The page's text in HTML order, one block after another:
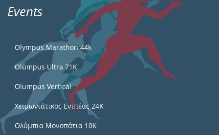
Events
Olympus Marathon 44k
Olumpus Ultra 71K
Olumpus Vertical
Χειμωνιάτικος Ενιπέας 24Κ
Ολύμπια Μονοπάτια 10Κ